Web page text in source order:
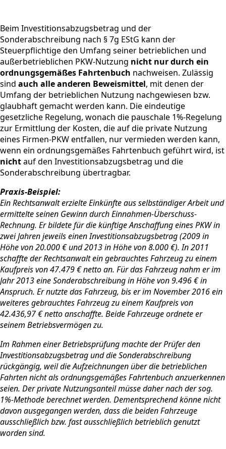
Beim Investitionsabzugsbetrag und der
Sonderabschreibung nach § 7g EStG kann der
Steuerpflichtige den Umfang seiner betrieblichen und
außerbetrieblichen PKW-Nutzung nicht nur durch ein
ordnungsgemäßes Fahrtenbuch nachweisen. Zulässig
sind auch alle anderen Beweismittel, mit denen der
Umfang der betrieblichen Nutzung nachgewiesen bzw.
glaubhaft gemacht werden kann. Die eindeutige
gesetzliche Regelung, wonach die pauschale 1%-Regelung
zur Ermittlung der Kosten, die auf die private Nutzung
eines Firmen-PKW entfallen, nur vermieden werden kann,
wenn ein ordnungsgemäßes Fahrtenbuch geführt wird, ist
nichtauf den Investitionsabzugsbetrag und die
Sonderabschreibung übertragbar.
Praxis-Beispiel:
Ein Rechtsanwalt erzielte Einkünfte aus selbständiger Arbeit und
ermittelte seinen Gewinn durch Einnahmen-Überschuss-
Rechnung. Er bildete für die künftige Anschaffung eines PKW in
zwei Jahren jeweils einen Investitionsabzugsbetrag (2009 in
Höhe von 20.000 € und 2013 in Höhe von 8.000 €). In 2011
schaffte der Rechtsanwalt ein gebrauchtes Fahrzeug zu einem
Kaufpreis von 47.479 € netto an. Für das Fahrzeug nahm er im
Jahr 2013 eine Sonderabschreibung in Höhe von 9.496 € in
Anspruch. Er nutzte das Fahrzeug, bis er im November 2016 ein
weiteres gebrauchtes Fahrzeug zu einem Kaufpreis von
42.436,97 € netto anschaffte. Beide Fahrzeuge ordnete er
seinem Betriebsvermögen zu.
Im Rahmen einer Betriebsprüfung machte der Prüfer den
Investitionsabzugsbetrag und die Sonderabschreibung
rückgängig, weil die Aufzeichnungen über die betrieblichen
Fahrten nicht als ordnungsgemäßes Fahrtenbuch anzuerkennen
seien. Der private Nutzungsanteil müsse daher nach der sog.
1%-Methode berechnet werden. Dementsprechend könne nicht
davon ausgegangen werden, dass die beiden Fahrzeuge
ausschließlich bzw. fast ausschließlich betrieblich genutzt
worden sind.